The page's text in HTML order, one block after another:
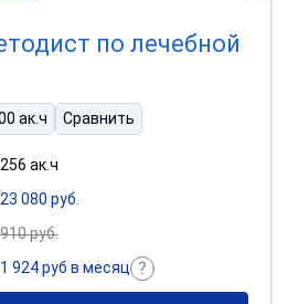
по лечебной
ак.ч Сравнить
ак.ч
080 руб.
руб.
924 руб в месяц